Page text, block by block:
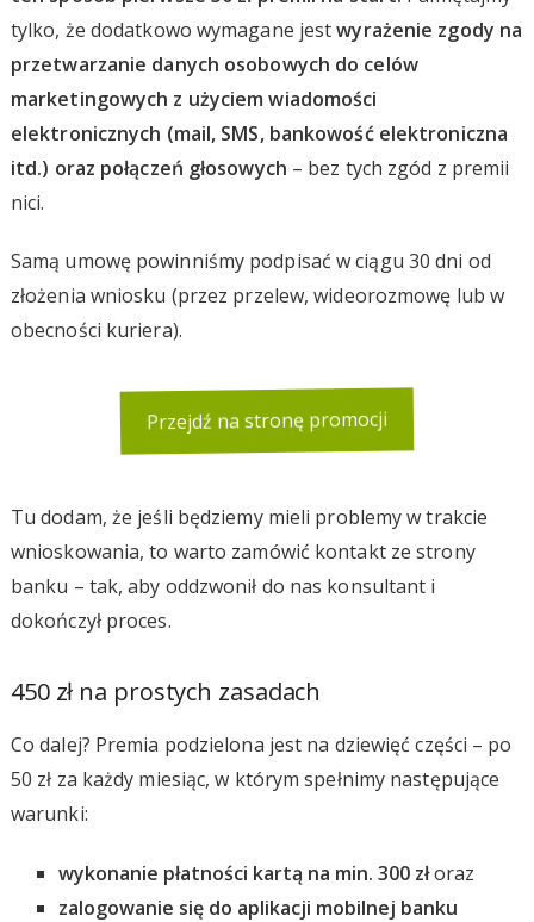
tylko, że dodatkowo wymagane jestwyrażenie zgody na
przetwarzanie danych osobowych do celów
marketingowych z użyciem wiadomości
elektronicznych (mail, SMS, bankowość elektroniczna
itd.) oraz połączeń głosowych – bez tych zgód z premii
nici.
Samą umowę powinniśmy podpisać w ciągu 30 dni od
złożenia wniosku (przez przelew, wideorozmowę lub w
obecności kuriera).
Przejdź na stronę promocji
Tu dodam, że jeśli będziemy mieli problemy w trakcie
wnioskowania, to warto zamówić kontakt ze strony
banku – tak, aby oddzwonił do nas konsultant i
dokończył proces.
450 zł na prostych zasadach
Co dalej? Premia podzielona jest na dziewięć części – po
50 zł za każdy miesiąc, w którym spełnimy następujące
warunki:
wykonanie płatności kartą na min. 300 złoraz
zalogowanie się do aplikacji mobilnej banku